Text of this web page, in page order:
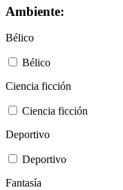
Ambiente:
Bélico
Bélico
Ciencia ficción
Ciencia ficción
Deportivo
Deportivo
Fantasía